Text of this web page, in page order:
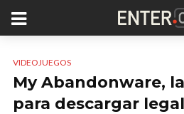
VIDEOJUEGOS
My Abandonware,
para descargar